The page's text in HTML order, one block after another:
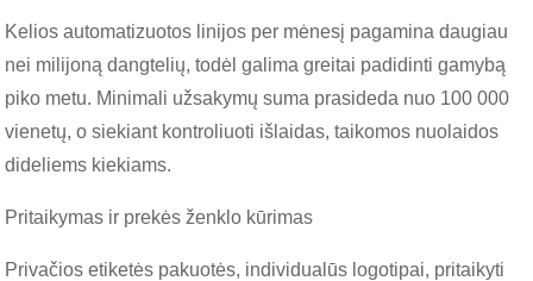
Kelios automatizuotos linijos per mėnesį pagamina daugiau
nei milijoną dangtelių, todėl galima greitai padidinti gamybą
piko metu. Minimali užsakymų suma prasideda nuo 100 000
vienetų, o siekiant kontroliuoti išlaidas, taikomos nuolaidos
dideliems kiekiams.
Pritaikymas ir prekės ženklo kūrimas
Privačios etiketės pakuotės, individualūs logotipai, pritaikyti